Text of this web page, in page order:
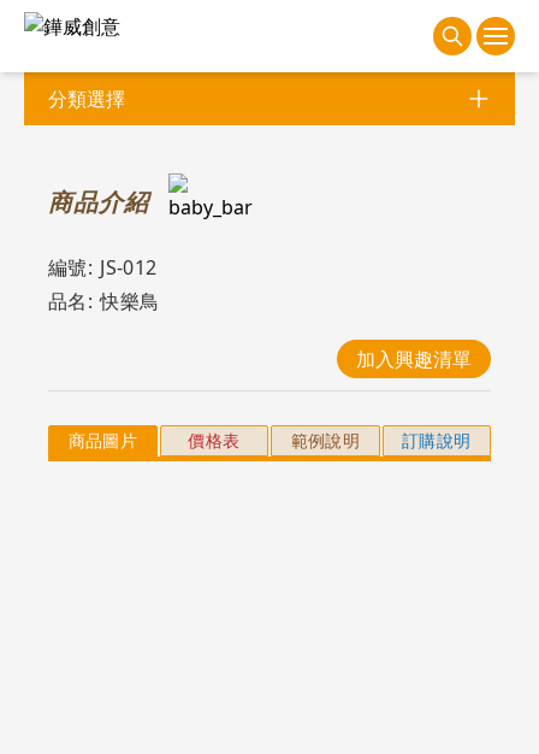
分類選擇
商品介紹
編號: JS-012
品名: 快樂鳥
加入興趣清單
商品圖片 價格表 範例說明 訂購說明